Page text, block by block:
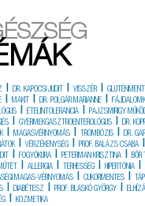
| DR. KAPOCSI JUDIT | VISSZÉR |
| MAKIT | DR. POLGÁR MARIANNE |
| ÉTELINTOLERANCIA | PAJZSMIRIGY
| GYERMEKGASZTROENTEROLÓGUS | DR.
| MAGASVÉRNYOMÁS | TROMBÓZIS | DR.
| VÉRZÉKENYSÉG | PROF. BALÁZS CSABA |
| FOGYÓKÚRA | PETERMAN KRISZTINA | BŐR
| ALLERGIA | TERHESSÉG | HIPERTÓNIA |
MAGAS-VÉRNYOMÁS | CUKORMENTES |
| DIABÉTESZ | PROF. BLASKÓ GYÖRGY |
| KOZMETIKA